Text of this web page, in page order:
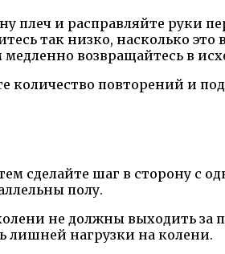
и расправляйте руки
так низко, насколько это
возвращайтесь в
количество повторений и
сделайте шаг в сторону с
полу.
не должны выходить за
лишней нагрузки на колени.